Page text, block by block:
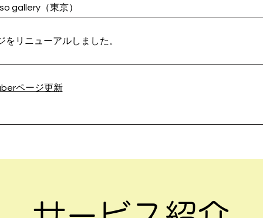
gallery（東京）
をリニューアルしました。
ページ更新